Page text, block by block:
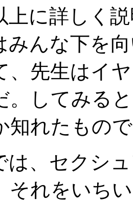
上に詳しく
みんな下を
、先生はイ
。してみる
知れたもの
、セクシ
それをいち